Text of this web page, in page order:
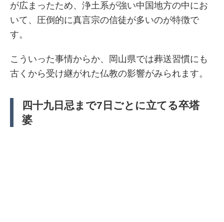
が広まったため、浄土系が強い中国地方の中にお
いて、圧倒的に真言宗の信徒が多いのが特徴で
す。
こういった事情からか、岡山県では葬送習慣にも
古くから受け継がれた仏教の影響がみられます。
四十九日忌まで7日ごとに立てる卒塔
婆